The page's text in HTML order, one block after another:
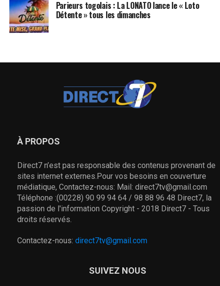
Parieurs togolais : La LONATO lance le « Loto
Détente » tous les dimanches
À PROPOS
Direct7 n’est pas responsable des contenus provenant de
sites internet externes.Pour vos besoins en couverture
médiatique, Contactez-nous: Mail: direct7tv@gmail.com
Téléphone :(00228) 90 99 94 64 / 98 88 96 48 Direct7, la
passion de l'information Copyright - 2018 Direct7 - Tous
droits réservés.
Contactez-nous: direct7tv@gmail.com
SUIVEZ NOUS